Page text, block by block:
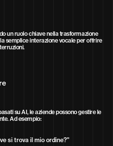
un ruolo chiave nella trasformazione
semplice interazione vocale per offrire
su AI, le aziende possono gestire le
Ad esempio:
si trova il mio ordine?"